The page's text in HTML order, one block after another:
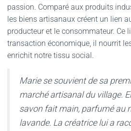
passion. Comparé aux produits
les biens artisanaux créent un lien
producteur et le consommateur. Ce
transaction économique, il nourrit
enrichit notre tissu social.
Marie se souvient de sa
marché artisanal du village.
savon fait main, parfumé au
lavande. La créatrice lui a